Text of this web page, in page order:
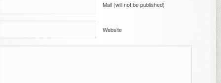
Mail (will not be published)
Website